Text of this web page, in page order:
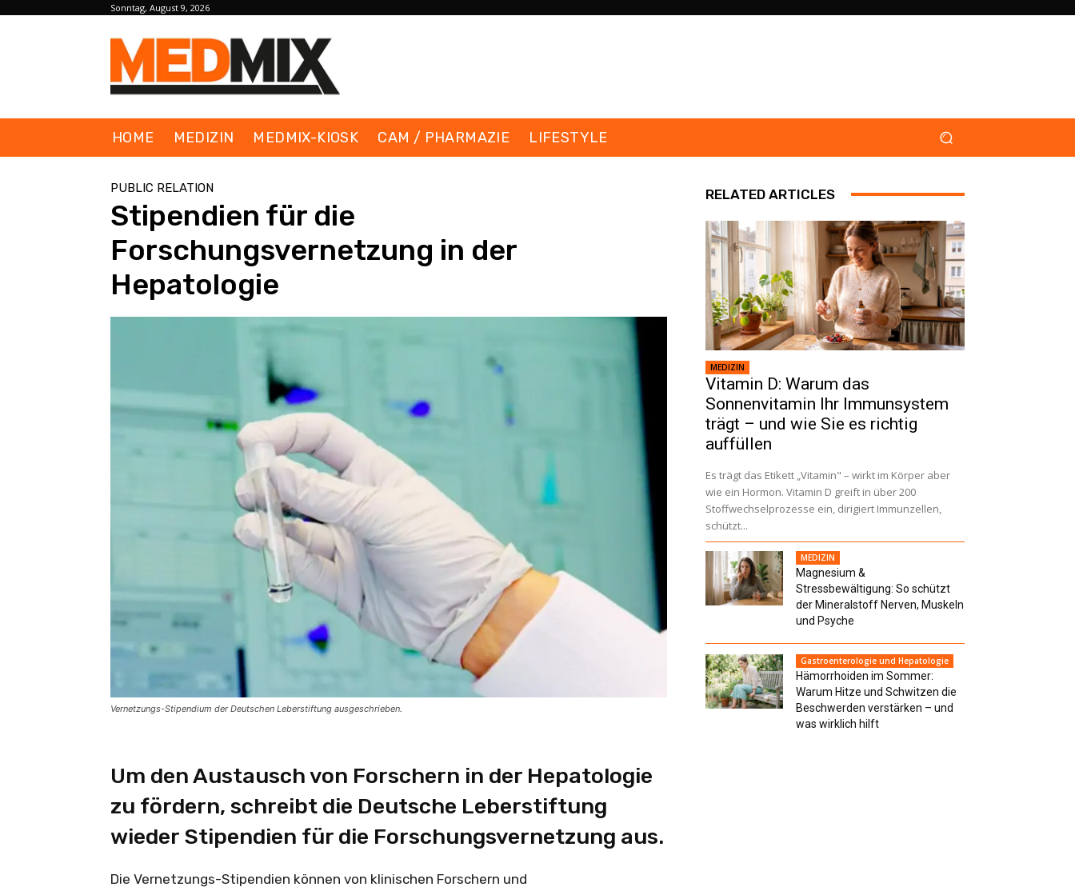
Sonntag, August 9, 2026
HOME MEDIZIN MEDMIX-KIOSK CAM / PHARMAZIE LIFESTYLE
PUBLIC RELATION
Stipendien für die
Forschungsvernetzung in der
Hepatologie
Vernetzungs-Stipendium der Deutschen Leberstiftung ausgeschrieben.
Um den Austausch von Forschern in der Hepatologie
zu fördern, schreibt die Deutsche Leberstiftung
wieder Stipendien für die Forschungsvernetzung aus.
Die Vernetzungs-Stipendien können von klinischen Forschern und
RELATED ARTICLES
MEDIZIN
Vitamin D: Warum das
Sonnenvitamin Ihr Immunsystem
trägt – und wie Sie es richtig
auffüllen
Es trägt das Etikett „Vitamin" – wirkt im Körper aber
wie ein Hormon. Vitamin D greift in über 200
Stoffwechselprozesse ein, dirigiert Immunzellen,
schützt...
MEDIZIN
Magnesium &
Stressbewältigung: So schützt
der Mineralstoff Nerven, Muskeln
und Psyche
Gastroenterologie und Hepatologie
Hämorrhoiden im Sommer:
Warum Hitze und Schwitzen die
Beschwerden verstärken – und
was wirklich hilft